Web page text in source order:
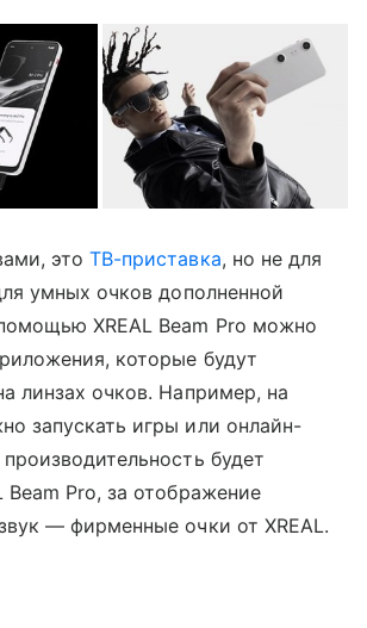
этоТВ-приставка, но не для
умных очков дополненной
XREAL Beam Pro можно
которые будут
линзах очков. Например, на
запускать игры или онлайн-
будет
Beam Pro, за отображение
— фирменные очки от XREAL.